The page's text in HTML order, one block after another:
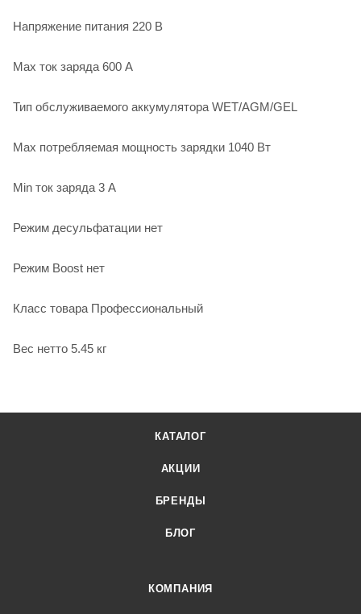
Напряжение питания 220 В
Max ток заряда 600 А
Тип обслуживаемого аккумулятора WET/AGM/GEL
Max потребляемая мощность зарядки 1040 Вт
Min ток заряда 3 А
Режим десульфатации нет
Режим Boost нет
Класс товара Профессиональный
Вес нетто 5.45 кг
КАТАЛОГ
АКЦИИ
БРЕНДЫ
БЛОГ
КОМПАНИЯ